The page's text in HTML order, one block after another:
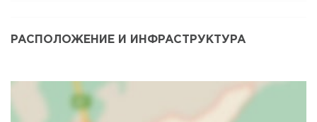
РАСПОЛОЖЕНИЕ И ИНФРАСТРУКТУРА